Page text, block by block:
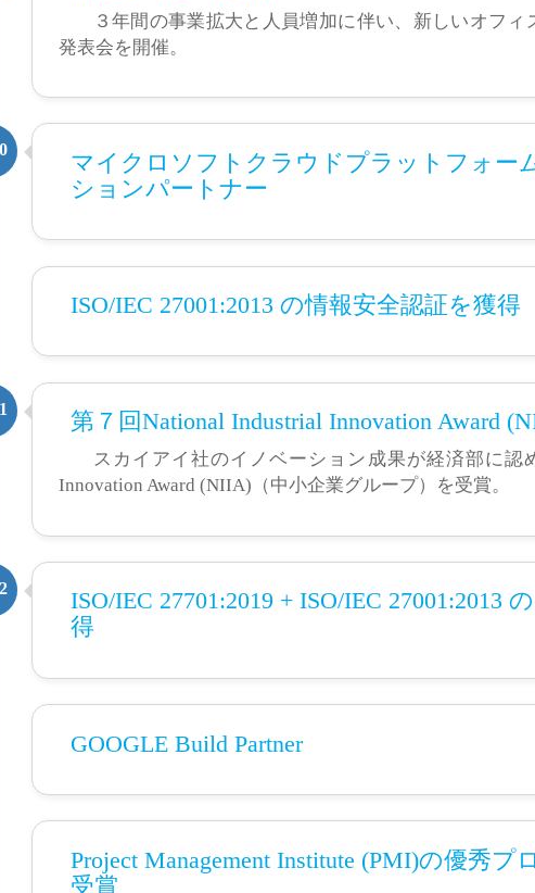
３年間の事業拡大と人員増加に伴い、新しいオフ
発表会を開催。
マイクロソフトクラウドプラットフォ
ションパートナー
ISO/IEC 27001:2013 の情報安全認証を獲得
第７回National Industrial Innovation Award
スカイアイ社のイノベーション成果が経済部に認
Innovation Award (NIIA)（中小企業グループ）を受賞。
ISO/IEC 27701:2019 + ISO/IEC 27001:2013
得
GOOGLE Build Partner
Project Management Institute (PMI)の優秀
受賞